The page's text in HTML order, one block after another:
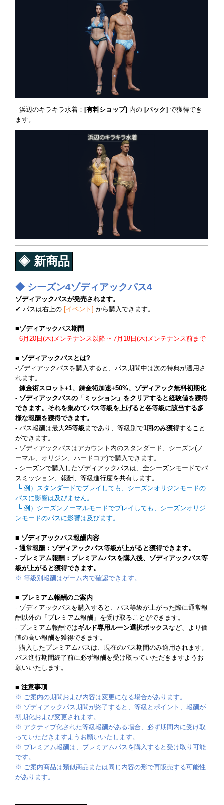
- 浜辺のキラキラ水着： [有料ショップ] 内の [パック] で獲得でき
ます。
◈ 新商品
◆ シーズン4ゾディアックパス4
ゾディアックパスが発売されます。
✔ パスは右上の [イベント]から購入できます。
■ゾディアックパス期間
- 6月20日(木)メンテナンス以降 ~ 7月18日(木)メンテナンス前まで
■ ゾディアックパスとは?
-ゾディアックパスを購入すると、パス期間中は次の特典が適用さ
れます。
錬金術スロット+1、錬金術加速+50%、ゾディアック無料初期化
- ゾディアックパスの「ミッション」をクリアすると経験値を獲得
できます。それを集めてパス等級を上げると各等級に該当する多
様な報酬を獲得できます。
- パス報酬は最大25等級 まであり、等級別で1回のみ獲得すること
ができます。
- ゾディアックパスはアカウント内のスタンダード、シーズン(ノ
ーマル、オリジン、ハードコア)で購入できます。
- シーズンで購入したゾディアックパスは、全シーズンモードでパ
スミッション、報酬、等級進行度を共有します。
└ 例）スタンダードでプレイしても、シーズンオリジンモードの
パスに影響は及びません。
└ 例）シーズンノーマルモードでプレイしても、シーズンオリジ
ンモードのパスに影響は及びます。
■ ゾディアックパス報酬内容
- 通常報酬：ゾディアックパス等級が上がると獲得できます。
- プレミアム報酬：プレミアムパスを購入後、ゾディアックパス等
級が上がると獲得できます。
※ 等級別報酬はゲーム内で確認できます。
■ プレミアム報酬のご案内
- ゾディアックパスを購入すると、パス等級が上がった際に通常報
酬以外の「プレミアム報酬」を受け取ることができます。
- プレミアム報酬ではギルド専用ルーン選択ボックスなど、より価
値の高い報酬を獲得できます。
- 購入したプレミアムパスは、現在のパス期間のみ適用されます。
パス進行期間終了前に必ず報酬を受け取っていただきますようお
願いいたします。
■ 注意事項
※ ご案内の期間および内容は変更になる場合があります。
※ ゾディアックパス期間が終了すると、等級とポイント、報酬が
初期化および変更されます。
※ アクティブ化された等級報酬がある場合、必ず期間内に受け取
っていただきますようお願いいたします。
※ プレミアム報酬は、プレミアムパスを購入すると受け取り可能
です。
※ ご案内商品は類似商品または同じ内容の形で再販売する可能性
があります。